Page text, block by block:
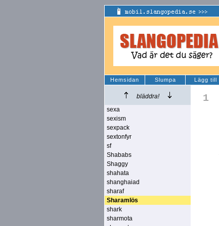
Hemsidan Slumpa Lägg till
bläddra!
sexa
sexism
sexpack
sextonfyr
sf
Shababs
Shaggy
shahata
shanghaiad
sharaf
Sharamlös
shark
sharmota
1